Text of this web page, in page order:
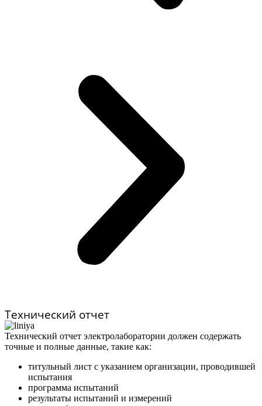
Технический отчет
Технический отчет электролаборатории должен содержать
точные и полные данные, такие как:
титульный лист с указанием организации, проводившей
испытания
программа испытаний
результаты испытаний и измерений